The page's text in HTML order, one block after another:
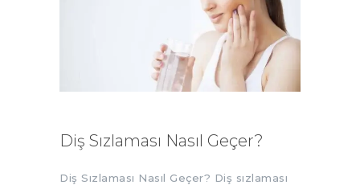
Diş Sızlaması Nasıl Geçer?
Diş Sızlaması Nasıl Geçer? Diş sızlaması